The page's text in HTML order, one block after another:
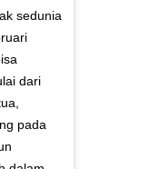
sedunia
dari
pada